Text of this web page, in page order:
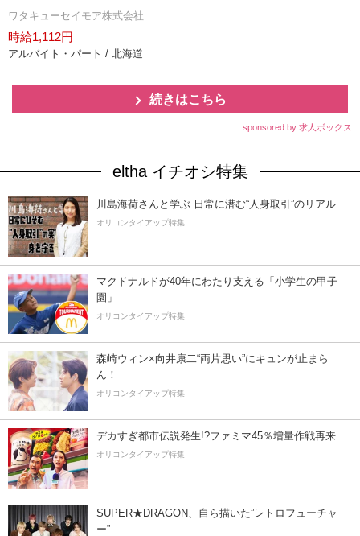
ワタキューセイモア株式会社
時給1,112円
アルバイト・パート / 北海道
続きはこちら
sponsored by 求人ボックス
eltha イチオシ特集
川島海荷さんと学ぶ 日常に潜む“人身取引”のリアル
オリコンタイアップ特集
マクドナルドが40年にわたり支える「小学生の甲子
園」
オリコンタイアップ特集
森崎ウィン×向井康二“両片思い”にキュンが止まら
ん！
オリコンタイアップ特集
デカすぎ都市伝説発生!?ファミマ45％増量作戦再来
オリコンタイアップ特集
SUPER★DRAGON、自ら描いた”レトロフューチャ
ー”